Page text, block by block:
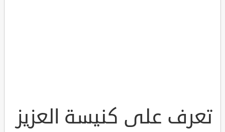
تعرف على كنيسة العزيز